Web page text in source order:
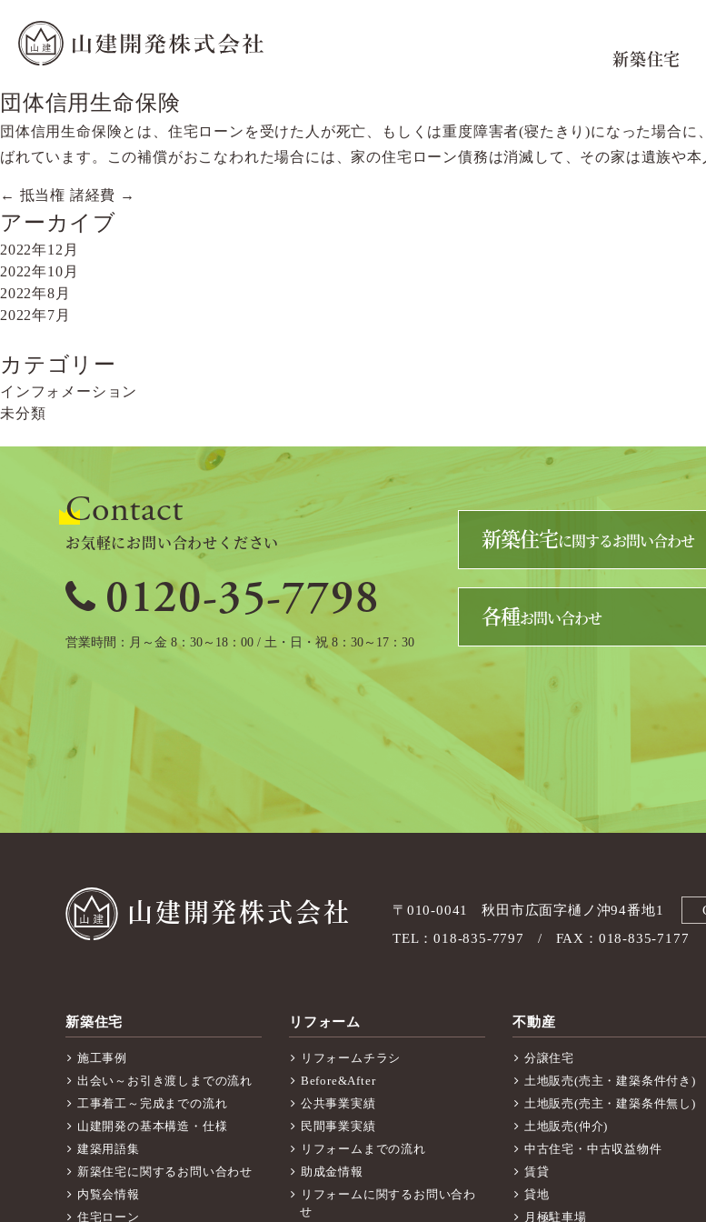
新築住宅
団体信用生命保険
団体信用生命保険とは、住宅ローンを受けた人が死亡、もしくは重度障害者(寝たきり)になった場合
ばれています。この補償がおこなわれた場合には、家の住宅ローン債務は消滅して、その家は遺族や
投
稿
ナ
ビ
ー
シ
← 抵当権 諸経費 →
アーカイブ
2022年12月
2022年10月
2022年8月
2022年7月
カテゴリー
インフォメーション
未分類
Contact
お気軽にお問い合わせください
0120-35-7798
営業時間 月～金 8：30～18：00 / 土・日・祝 8：30～17：30
新築住宅に関するお問い合わせ
各種お問い合わせ
山建開発株式会社 〒010-0041 秋田市広面字樋ノ沖94番地1
TEL：018-835-7797
FAX：018-835-7177
新築住宅
施工事例
出会い～お引き渡しまでの流れ
工事着工～完成までの流れ
山建開発の基本構造・仕様
建築用語集
新築住宅に関するお問い合わせ
内覧会情報
住宅ローン
リフォーム
リフォームチラシ
Before&After
公共事業実績
民間事業実績
リフォームまでの流れ
助成金情報
リフォームに関するお問い合わ
せ
不動産
分譲住宅
土地販売(売主・建築条件付き)
土地販売(売主・建築条件無し)
土地販売(仲介)
中古住宅・中古収益物件
賃貸
貸地
月極駐車場